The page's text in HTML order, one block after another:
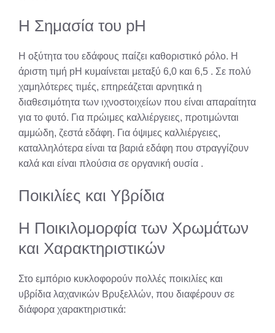
Η Σημασία του pH
Η οξύτητα του εδάφους παίζει καθοριστικό ρόλο. Η
άριστη τιμή pH κυμαίνεται μεταξύ 6,0 και 6,5 . Σε πολύ
χαμηλότερες τιμές, επηρεάζεται αρνητικά η
διαθεσιμότητα των ιχνοστοιχείων που είναι απαραίτητα
για το φυτό. Για πρώιμες καλλιέργειες, προτιμώνται
αμμώδη, ζεστά εδάφη. Για όψιμες καλλιέργειες,
καταλληλότερα είναι τα βαριά εδάφη που στραγγίζουν
καλά και είναι πλούσια σε οργανική ουσία .
Ποικιλίες και Υβρίδια
Η Ποικιλομορφία των Χρωμάτων
και Χαρακτηριστικών
Στο εμπόριο κυκλοφορούν πολλές ποικιλίες και
υβρίδια λαχανικών Βρυξελλών, που διαφέρουν σε
διάφορα χαρακτηριστικά: